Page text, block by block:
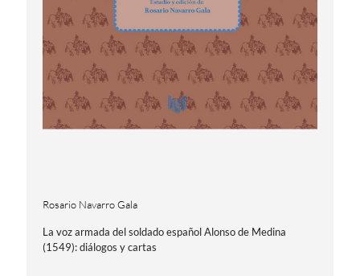
Rosario Navarro Gala
La voz armada del soldado español Alonso de Medina
(1549): diálogos y cartas